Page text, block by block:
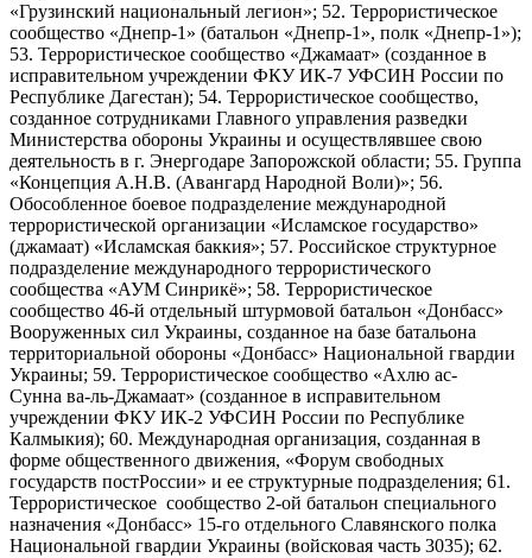
«Грузинский национальный легион»; 52. Террористическое
сообщество «Днепр-1» (батальон «Днепр-1», полк «Днепр-1»);
53. Террористическое сообщество «Джамаат» (созданное в
исправительном учреждении ФКУ ИК-7 УФСИН России по
Республике Дагестан); 54. Террористическое сообщество,
созданное сотрудниками Главного управления разведки
Министерства обороны Украины и осуществлявшее свою
деятельность в г. Энергодаре Запорожской области; 55. Группа
«Концепция А.Н.В. (Авангард Народной Воли)»; 56.
Обособленное боевое подразделение международной
террористической организации «Исламское государство»
(джамаат) «Исламская баккия»; 57. Российское структурное
подразделение международного террористического
сообщества «АУМ Синрикё»; 58. Террористическое
сообщество 46-й отдельный штурмовой батальон «Донбасс»
Вооруженных сил Украины, созданное на базе батальона
территориальной обороны «Донбасс» Национальной гвардии
Украины; 59. Террористическое сообщество «Ахлю ас-
Сунна ва-ль-Джамаат» (созданное в исправительном
учреждении ФКУ ИК-2 УФСИН России по Республике
Калмыкия); 60. Международная организация, созданная в
форме общественного движения, «Форум свободных
государств постРоссии» и ее структурные подразделения; 61.
Террористическое сообщество 2-ой батальон специального
назначения «Донбасс» 15-го отдельного Славянского полка
Национальной гвардии Украины (войсковая часть 3035); 62.